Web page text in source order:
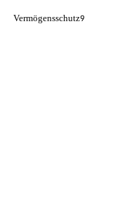
Vermögensschutz9